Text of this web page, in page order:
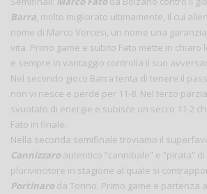
Barra, molto migliorato ultimamente, il cui
nome di Marco Vercesi, un nome una
vita. Primo game e subito Fato mette in
e sempre in vantaggio controlla il suo
Nel secondo gioco Barra tenta di tenere il
non vi riesce e perde per 11-8. Nel terzo
svuotato di energie e subisce un secco 11-2
Fato in finale.
Nella seconda semifinale troviamo il
Cannizzaro autentico “cannibale” e “pirata”
plurivincitore in stagione al quale si
Portinaro da Torino. Primo game e partenza